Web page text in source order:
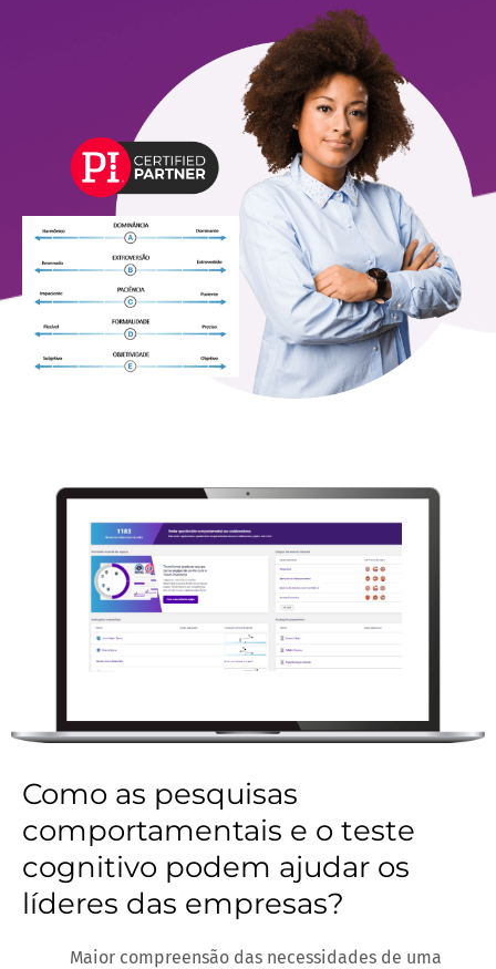
Como as pesquisas
comportamentais e o teste
cognitivo podem ajudar os
líderes das empresas?
Maior compreensão das necessidades de uma